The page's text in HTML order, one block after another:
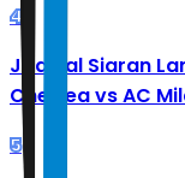
4
Jadwal Siaran
Chelsea vs AC
5